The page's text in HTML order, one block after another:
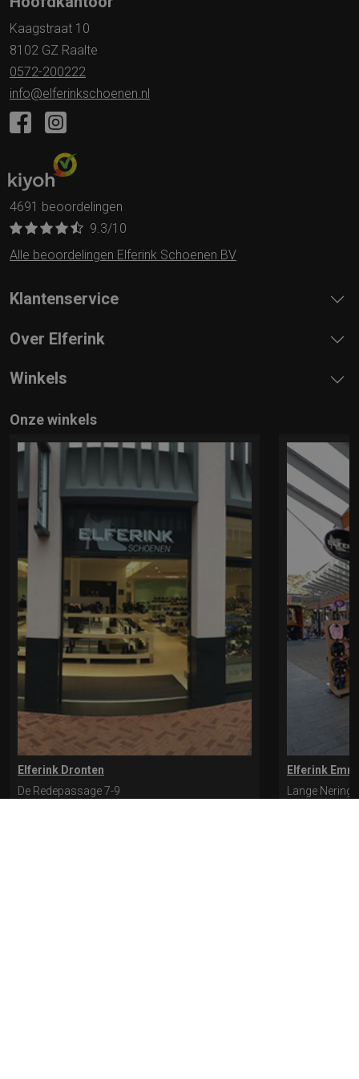
Kaagstraat 10
8102 GZ Raalte
0572-200222
info@elferinkschoenen.nl
4691 beoordelingen
9.3/10
Alle beoordelingen Elferink Schoenen BV
Klantenservice
Over Elferink
Winkels
Onze winkels
Elferink Dronten
De Redepassage 7-9
Elferink
Lange Nering